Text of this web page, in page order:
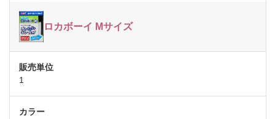
ロカボーイ Mサイズ
1